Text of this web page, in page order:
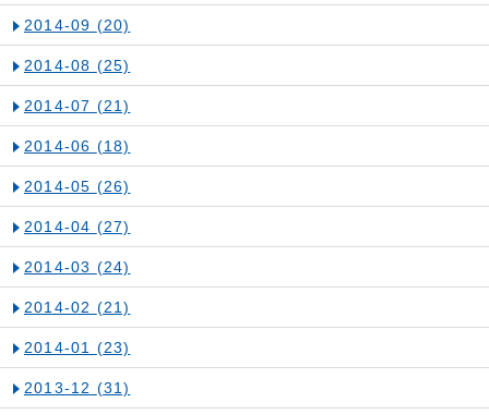
2014-09 (20)
2014-08 (25)
2014-07 (21)
2014-06 (18)
2014-05 (26)
2014-04 (27)
2014-03 (24)
2014-02 (21)
2014-01 (23)
2013-12 (31)